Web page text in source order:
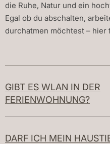
die Ruhe, Natur und ein
Egal ob du abschalten,
durchatmen möchtest – hier
GIBT ES WLAN IN DER
FERIENWOHNUNG?
DARF ICH MEIN